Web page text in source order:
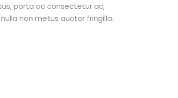
porta ac consectetur ac,
non metus auctor fringilla.